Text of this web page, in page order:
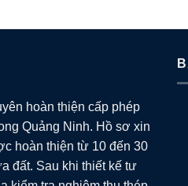
hoàn thiện cấp phép
Quảng Ninh. Hồ sơ xin
hoàn thiện từ 10 đến 30
đất. Sau khi thiết kế tư